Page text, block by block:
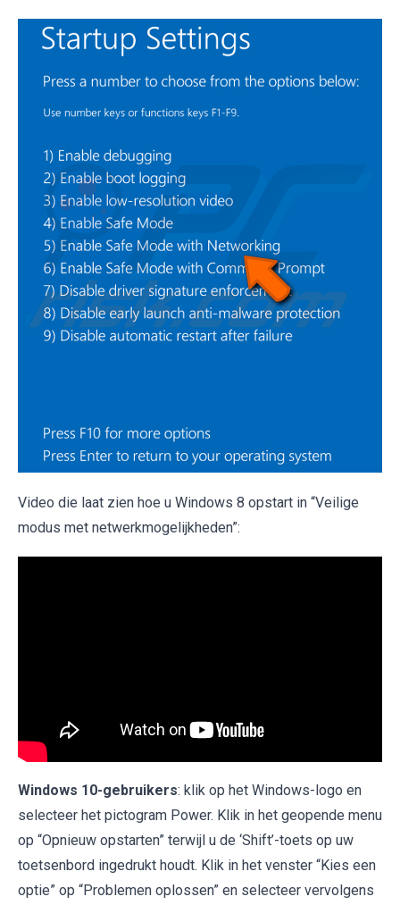
Video die laat zien hoe u Windows 8 opstart in “Veilige
modus met netwerkmogelijkheden”:
Windows 10-gebruikers: klik op het Windows-logo en
selecteer het pictogram Power. Klik in het geopende menu
op “Opnieuw opstarten” terwijl u de ‘Shift’-toets op uw
toetsenbord ingedrukt houdt. Klik in het venster “Kies een
optie” op “Problemen oplossen” en selecteer vervolgens